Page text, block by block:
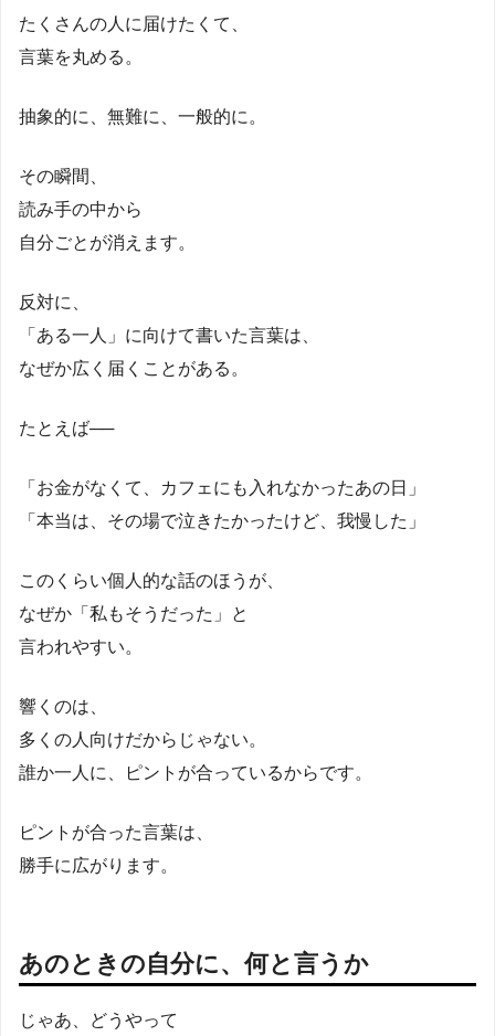
たくさんの人に届けたくて、
言葉を丸める。
抽象的に、無難に、一般的に。
その瞬間、
読み手の中から
自分ごとが消えます。
反対に、
「ある一人」に向けて書いた言葉は、
なぜか広く届くことがある。
たとえば──
「お金がなくて、カフェにも入れなかったあの日」
「本当は、その場で泣きたかったけど、我慢した」
このくらい個人的な話のほうが、
なぜか「私もそうだった」と
言われやすい。
響くのは、
多くの人向けだからじゃない。
誰か一人に、ピントが合っているからです。
ピントが合った言葉は、
勝手に広がります。
あのときの自分に、何と言うか
じゃあ、どうやって